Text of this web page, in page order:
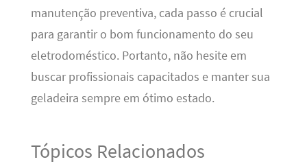
manutenção preventiva, cada passo é crucial
para garantir o bom funcionamento do seu
eletrodoméstico. Portanto, não hesite em
buscar profissionais capacitados e manter sua
geladeira sempre em ótimo estado.
Tópicos Relacionados